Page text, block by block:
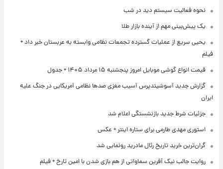
نحوه فعالیت سیستم دید در شب
یک پیش‌بینی مهم از آینده بازار طلا
یحیی سریع از عملیات گسترده تجمعات نظامی وابسته به عربستان خبر داد +
فیلم
قیمت انواع گوشی موبایل امروز پنجشنبه ۱۵ مرداد ۱۴۰۵ + جدول
گزارش جدید آسوشیتدپرس آسیب مغزی صدها نظامی آمریکایی در جنگ علیه
ایران
جزئیات شرط جدید بازنشستگی اعلام شد
استوری مهدی طارمی برای ستاره اینتر + عکس
گران‌ترین خرید تاریخ رئال مادرید رونمایی شد
روایت جالب نیک آفرین سماواتی از هم بازی شدن با امین تارخ + فیلم